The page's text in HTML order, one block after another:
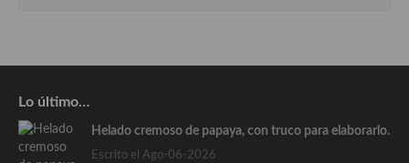
Lo último…
Helado cremoso de papaya, con truco para elaborarlo.
Escrito el Ago-06-2026